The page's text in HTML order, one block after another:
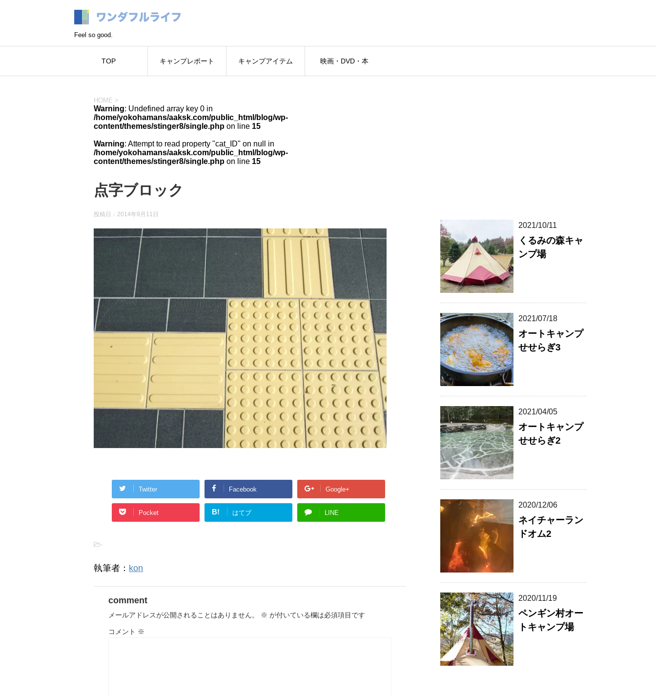
Feel so good.
TOP キャンプレポート キャンプアイテム 映画・DVD・本
HOME >
Warning: Undefined array key 0 in
/home/yokohamans/aaksk.com/public_html/blog/wp-
content/themes/stinger8/single.php on line 15
Warning: Attempt to read property "cat_ID" on null in
/home/yokohamans/aaksk.com/public_html/blog/wp-
content/themes/stinger8/single.php on line 15
点字ブロック
投稿日： 2014年9月11日
Twitter Facebook Google+
Pocket B! はてブ LINE
-
執筆者： kon
comment
メールアドレスが公開されることはありません。 ※ が付いている欄は必須項目です
コメント ※
2021/10/11
くるみの森キャ
ンプ場
2021/07/18
オートキャンプ
せせらぎ3
2021/04/05
オートキャンプ
せせらぎ2
2020/12/06
ネイチャーラン
ドオム2
2020/11/19
ペンギン村オー
トキャンプ場